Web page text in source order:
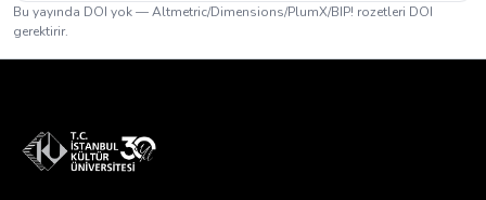
Bu yayında DOI yok — Altmetric/Dimensions/PlumX/BIP! rozetleri DOI
gerektirir.